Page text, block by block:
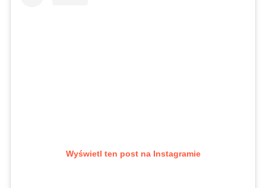
Wyświetl ten post na Instagramie